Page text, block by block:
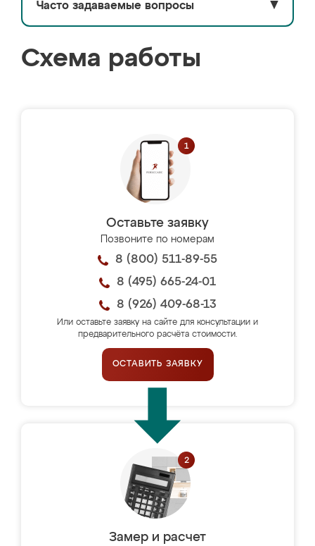
Часто задаваемые вопросы ▼
Схема работы
Оставьте заявку
Позвоните по номерам
8 (800) 511-89-55
8 (495) 665-24-01
8 (926) 409-68-13
Или оставьте заявку на сайте для консультации и
предварительного расчёта стоимости.
ОСТАВИТЬ ЗАЯВКУ
Замер и расчет